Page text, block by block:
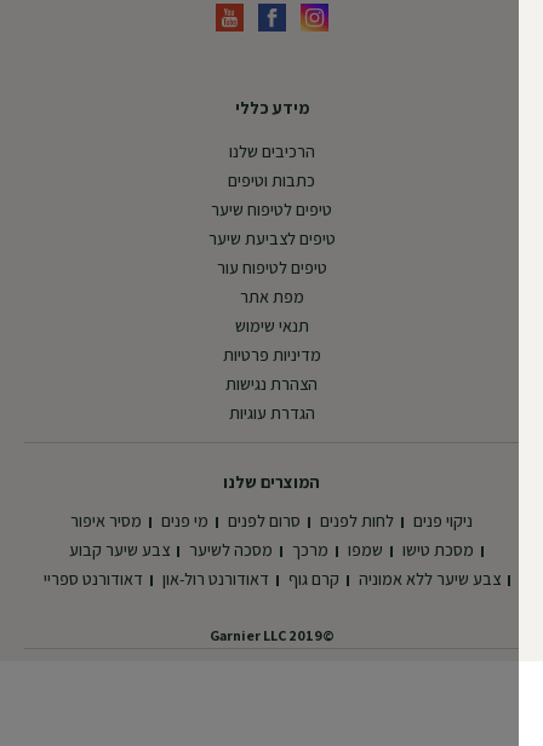
המוצרים שלנו
ניקוי פנים
לחות לפנים סרום לפנים מי פנים
מסיר איפור
מסכת טישו
שמפו מרכך מסכה לשיער
צבע שיער קבוע
צבע שיער ללא אמוניה
קרם גוף דאודורנט רול-און דאודורנט ספריי
מידע כללי
הרכיבים שלנו
כתבות וטיפים
טיפים לטיפוח שיער
טיפים לצביעת שיער
טיפים לטיפוח עור
מפת אתר
תנאי שימוש
מדיניות פרטיות
הצהרת נגישות
הגדרת עוגיות